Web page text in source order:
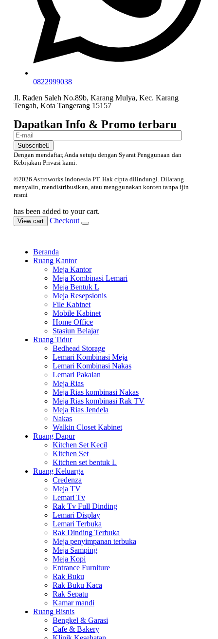
0822999038
Jl. Raden Saleh No.89b, Karang Mulya, Kec. Karang
Tengah, Kota Tangerang 15157
Dapatkan Info & Promo terbaru
Subscribe
Dengan mendaftar, Anda setuju dengan Syarat Penggunaan dan
Kebijakan Privasi kami.
©️2026 Astroworks Indonesia PT. Hak cipta dilindungi. Dilarang
menyalin, mendistribusikan, atau menggunakan konten tanpa ijin
resmi
has been added to your cart.
View cart Checkout
Beranda
Ruang Kantor
Meja Kantor
Meja Kombinasi Lemari
Meja Bentuk L
Meja Resepsionis
File Kabinet
Mobile Kabinet
Home Office
Stasiun Belajar
Ruang Tidur
Bedhead Storage
Lemari Kombinasi Meja
Lemari Kombinasi Nakas
Lemari Pakaian
Meja Rias
Meja Rias kombinasi Nakas
Meja Rias kombinasi Rak TV
Meja Rias Jendela
Nakas
Walkin Closet Kabinet
Ruang Dapur
Kitchen Set Kecil
Kitchen Set
Kitchen set bentuk L
Ruang Keluarga
Credenza
Meja TV
Lemari Tv
Rak Tv Full Dinding
Lemari Display
Lemari Terbuka
Rak Dinding Terbuka
Meja penyimpanan terbuka
Meja Samping
Meja Kopi
Entrance Furniture
Rak Buku
Rak Buku Kaca
Rak Sepatu
Kamar mandi
Ruang Bisnis
Bengkel & Garasi
Cafe & Bakery